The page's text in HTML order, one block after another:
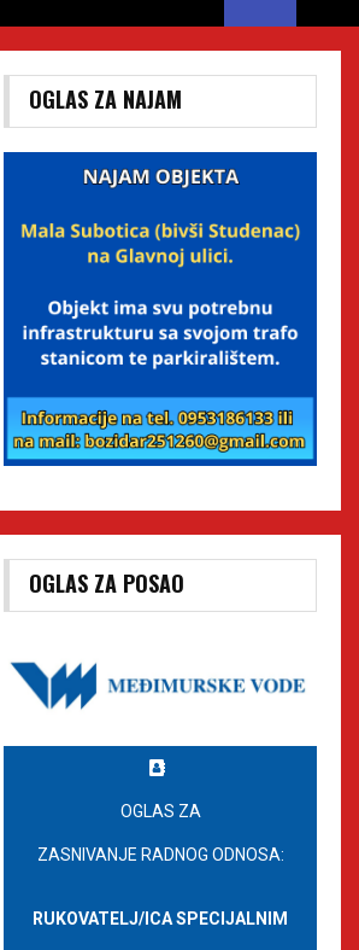
OGLAS ZA NAJAM
OGLAS ZA POSAO
OGLAS ZA
ZASNIVANJE RADNOG ODNOSA:
RUKOVATELJ/ICA SPECIJALNIM